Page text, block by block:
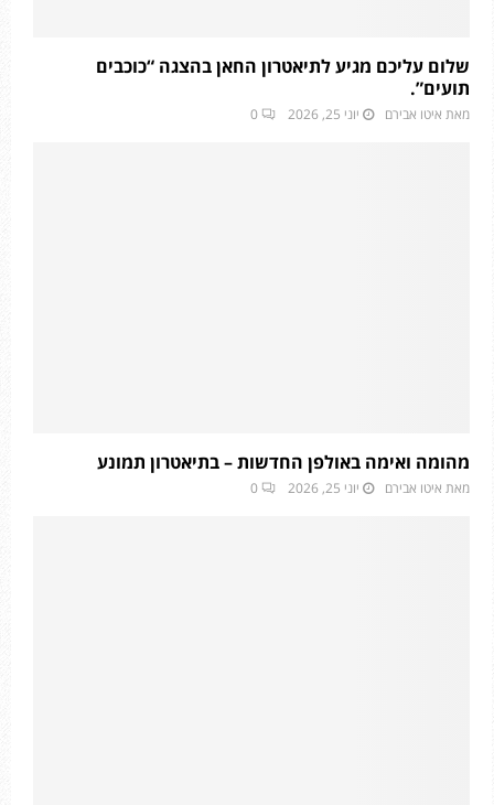
שלום עליכם מגיע לתיאטרון החאן בהצגה “כוכבים
תועים”.
מאת איטו אבירם יוני 25, 2026 0
מהומה ואימה באולפן החדשות – בתיאטרון תמונע
מאת איטו אבירם יוני 25, 2026 0